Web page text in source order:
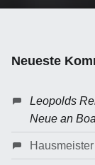
Neueste
Leopolds
Neue an
Hausmeister